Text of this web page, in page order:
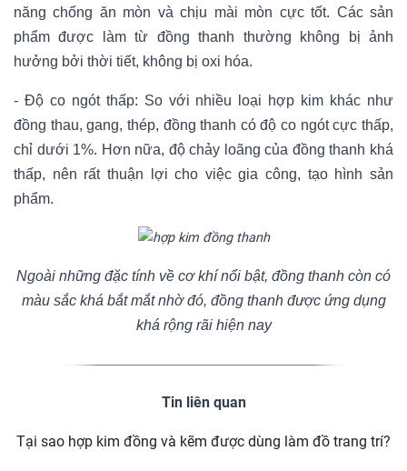
năng chống ăn mòn và chịu mài mòn cực tốt. Các sản
phẩm được làm từ đồng thanh thường không bị ảnh
hưởng bởi thời tiết, không bị oxi hóa.
- Độ co ngót thấp: So với nhiều loại hợp kim khác như
đồng thau, gang, thép, đồng thanh có độ co ngót cực thấp,
chỉ dưới 1%. Hơn nữa, độ chảy loãng của đồng thanh khá
thấp, nên rất thuận lợi cho việc gia công, tạo hình sản
phẩm.
Ngoài những đặc tính về cơ khí nổi bật, đồng thanh còn có
màu sắc khá bắt mắt nhờ đó, đồng thanh được ứng dụng
khá rộng rãi hiện nay
Tin liên quan
Tại sao hợp kim đồng và kẽm được dùng làm đồ trang trí?